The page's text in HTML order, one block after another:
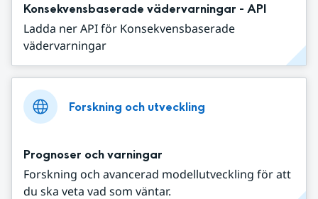
Konsekvensbaserade vädervarningar - API
Ladda ner API för Konsekvensbaserade
vädervarningar
Forskning och utveckling
Prognoser och varningar
Forskning och avancerad modellutveckling för att
du ska veta vad som väntar.